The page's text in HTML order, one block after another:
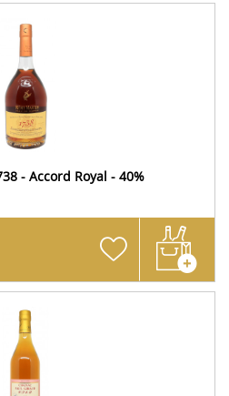
- Accord Royal - 40%